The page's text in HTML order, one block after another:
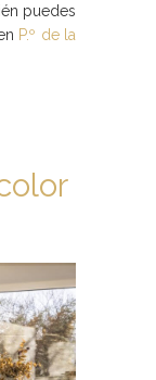
puedes
P.º de la